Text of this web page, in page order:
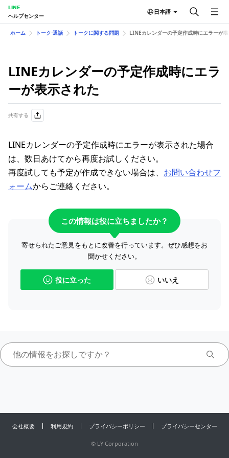
LINE
ヘルプセンター
日本語
ホーム トーク⋅通話 トークに関する問題 LINEカレンダーの予定作成時にエラーが
LINEカレンダーの予定作成時にエラ
ーが表示された
共有する
LINEカレンダーの予定作成時にエラーが表示された場合
は、数日あけてから再度お試しください。
再度試しても予定が作成できない場合は、 お問い合わせフ
ォームからご連絡ください。
この情報は役に立ちましたか？
寄せられたご意見をもとに改善を行っています。ぜひ感想をお
聞かせください。
役に立った いいえ
会社概要 利用規約 プライバシーポリシー プライバシーセンター
© LY Corporation